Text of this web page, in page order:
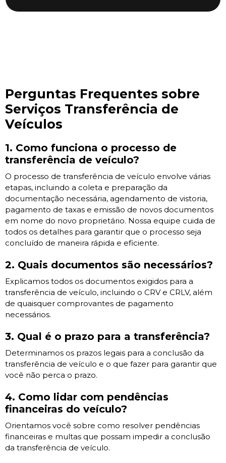
Perguntas Frequentes sobre
Serviços Transferência de
Veículos
1. Como funciona o processo de
transferência de veículo?
O processo de transferência de veículo envolve várias
etapas, incluindo a coleta e preparação da
documentação necessária, agendamento de vistoria,
pagamento de taxas e emissão de novos documentos
em nome do novo proprietário. Nossa equipe cuida de
todos os detalhes para garantir que o processo seja
concluído de maneira rápida e eficiente.
2. Quais documentos são necessários?
Explicamos todos os documentos exigidos para a
transferência de veículo, incluindo o CRV e CRLV, além
de quaisquer comprovantes de pagamento
necessários.
3. Qual é o prazo para a transferência?
Determinamos os prazos legais para a conclusão da
transferência de veículo e o que fazer para garantir que
você não perca o prazo.
4. Como lidar com pendências
financeiras do veículo?
Orientamos você sobre como resolver pendências
financeiras e multas que possam impedir a conclusão
da transferência de veículo.